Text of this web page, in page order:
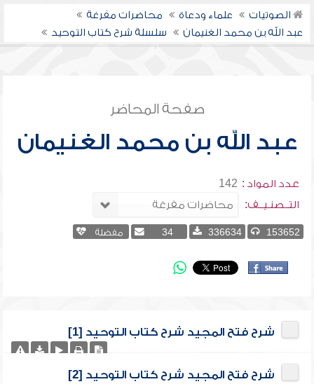
الصوتيات علماء ودعاة
محاضرات مفرغة
عبد الله بن محمد الغنيمان
سلسلة شرح كتاب التوحيد
صفحة المحاضر
عبد الله بن محمد الغنيمان
عدد المواد : 142
التــصنـيــف:
153652
336634
34 مفضلة
شرح فتح المجيد شرح كتاب التوحيد [1]
شرح فتح المجيد شرح كتاب التوحيد [2]